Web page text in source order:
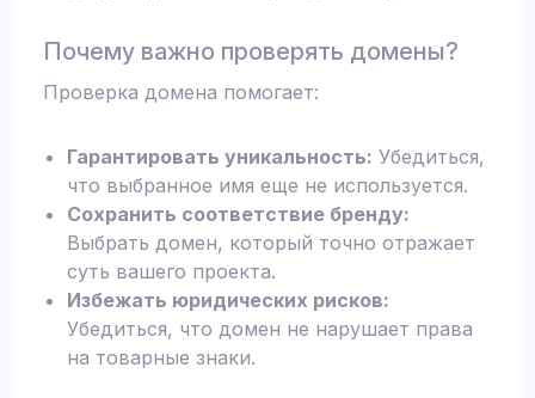
Почему важно проверять домены?
Проверка домена помогает:
Гарантировать уникальность: Убедиться,
что выбранное имя еще не используется.
Сохранить соответствие бренду:
Выбрать домен, который точно отражает
суть вашего проекта.
Избежать юридических рисков:
Убедиться, что домен не нарушает права
на товарные знаки.